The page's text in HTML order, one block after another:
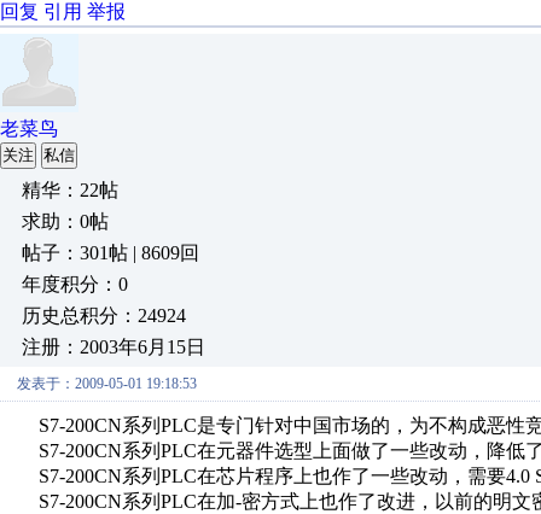
回复 引用 举报
老菜鸟
关注 私信
精华：22帖
求助：0帖
帖子：301帖 | 8609回
年度积分：0
历史总积分：24924
注册：2003年6月15日
发表于：2009-05-01 19:18:53
S7-200CN系列PLC是专门针对中国市场的，为不构成恶性
S7-200CN系列PLC在元器件选型上面做了一些改动，降低
S7-200CN系列PLC在芯片程序上也作了一些改动，需要4.0
S7-200CN系列PLC在加-密方式上也作了改进，以前的明文